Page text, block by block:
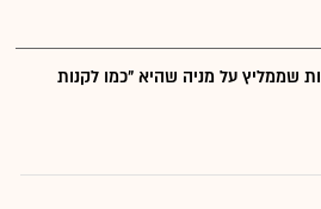
שממליץ על מניה שהיא "כמו לקנות